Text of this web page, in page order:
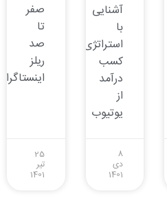
آشنایی
با
استراتژی‌های
کسب
درآمد
از
یوتیوب
8
دی
1401
صفر
تا
صد
ریلز
اینستاگرام
25
تیر
1401